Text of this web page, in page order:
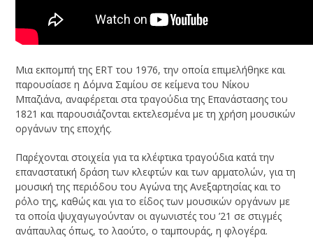
Μια εκπομπή της ERT του 1976, την οποία επιμελήθηκε και
παρουσίασε η Δόμνα Σαμίου σε κείμενα του Νίκου
Μπαζιάνα, αναφέρεται στα τραγούδια της Επανάστασης του
1821 και παρουσιάζονται εκτελεσμένα με τη χρήση μουσικών
οργάνων της εποχής.
Παρέχονται στοιχεία για τα κλέφτικα τραγούδια κατά την
επαναστατική δράση των κλεφτών και των αρματολών, για τη
μουσική της περιόδου του Αγώνα της Ανεξαρτησίας και το
ρόλο της, καθώς και για το είδος των μουσικών οργάνων με
τα οποία ψυχαγωγούνταν οι αγωνιστές του ’21 σε στιγμές
ανάπαυλας όπως, το λαούτο, ο ταμπουράς, η φλογέρα.